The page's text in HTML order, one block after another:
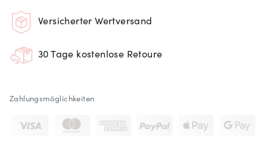
Versicherter Wertversand
30 Tage kostenlose Retoure
Zahlungsmöglichkeiten